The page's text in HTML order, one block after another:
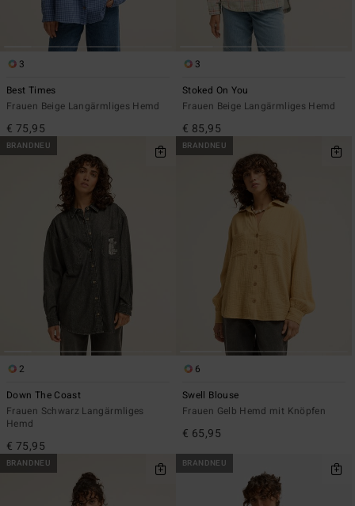
3
Best Times
Frauen Beige Langärmliges Hemd
€ 75,95
3
Stoked On You
Frauen Beige Langärmliges Hemd
€ 85,95
BRANDNEU
2
Down The Coast
Frauen Schwarz Langärmliges
Hemd
€ 75,95
BRANDNEU
6
Swell Blouse
Frauen Gelb Hemd mit Knöpfen
€ 65,95
BRANDNEU BRANDNEU